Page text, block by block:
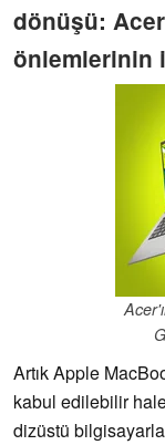
dönüşü:
önlemlerinin
Artık Apple
kabul edilebilir
dizüstü